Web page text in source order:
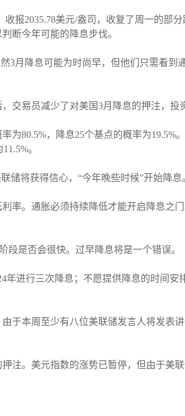
报2035.78美元/盎司，收复了周一的部
断今年可能的降息步伐。
3月降息可能为时尚早，但他们只需看到
交易员减少了对美国3月降息的押注，投
为80.5%，降息25个基点的概率为19.5%
。
储将获得信心，“今年晚些时候”开始降息
率。通胀必须持续降低才能开启降息之
段是否会很快。过早降息将是一个错误。
进行三次降息；不愿提供降息的时间安
于本周至少有八位美联储发言人将发表
注。美元指数的涨势已暂停，但由于美